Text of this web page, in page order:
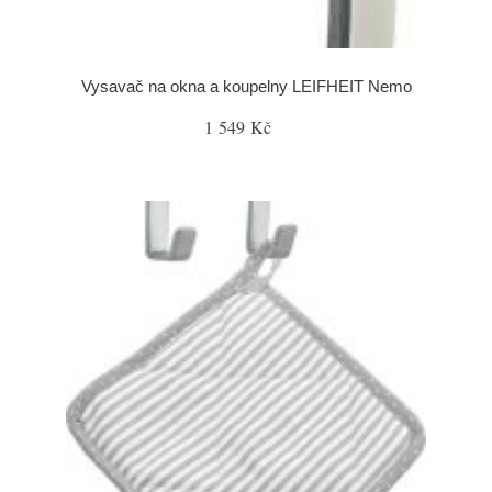
Vysavač na okna a koupelny LEIFHEIT Nemo
1 549 Kč